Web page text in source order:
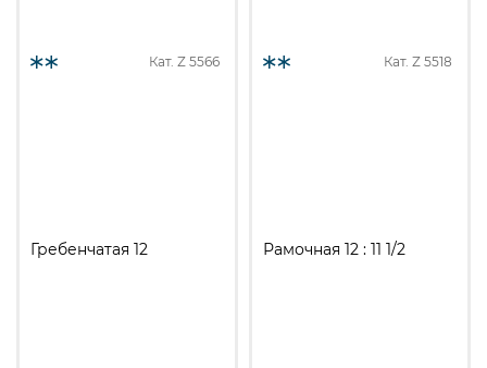
Кат. Z 5566
Гребенчатая 12
Кат. Z 5518
Рамочная 12 : 11 1/2